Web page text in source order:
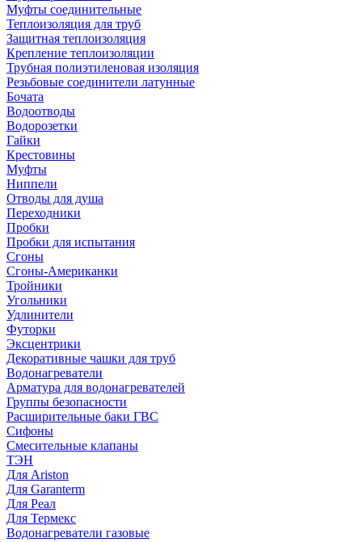
Муфты соединительные
Теплоизоляция для труб
Защитная теплоизоляция
Крепление теплоизоляции
Трубная полиэтиленовая изоляция
Резьбовые соединители латунные
Бочата
Водоотводы
Водорозетки
Гайки
Крестовины
Муфты
Ниппели
Отводы для душа
Переходники
Пробки
Пробки для испытания
Сгоны
Сгоны-Американки
Тройники
Угольники
Удлинители
Футорки
Эксцентрики
Декоративные чашки для труб
Водонагреватели
Арматура для водонагревателей
Группы безопасности
Расширительные баки ГВС
Сифоны
Смесительные клапаны
ТЭН
Для Ariston
Для Garanterm
Для Реал
Для Термекс
Водонагреватели газовые